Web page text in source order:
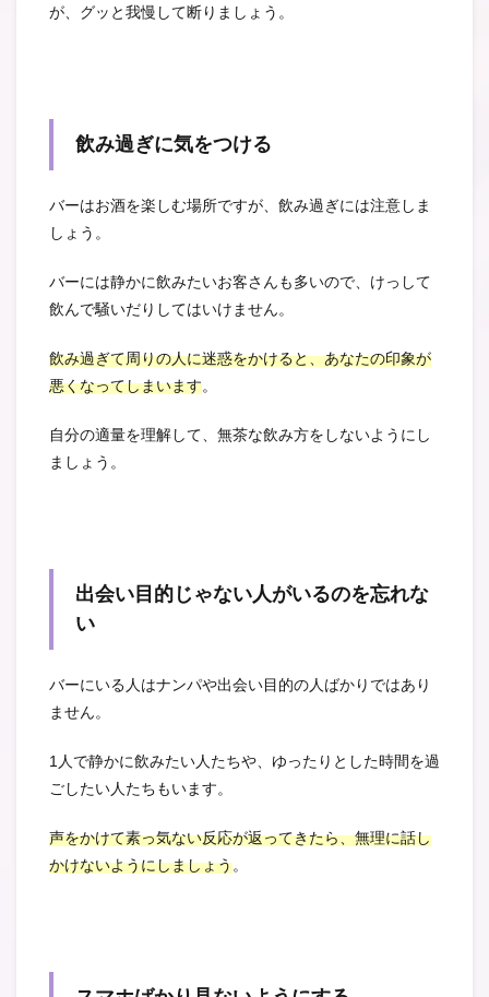
が、グッと我慢して断りましょう。
飲み過ぎに気をつける
バーはお酒を楽しむ場所ですが、飲み過ぎには注意しま
しょう。
バーには静かに飲みたいお客さんも多いので、けっして
飲んで騒いだりしてはいけません。
飲み過ぎて周りの人に迷惑をかけると、あなたの印象が
悪くなってしまいます。
自分の適量を理解して、無茶な飲み方をしないようにし
ましょう。
出会い目的じゃない人がいるのを忘れな
い
バーにいる人はナンパや出会い目的の人ばかりではあり
ません。
1人で静かに飲みたい人たちや、ゆったりとした時間を過
ごしたい人たちもいます。
声をかけて素っ気ない反応が返ってきたら、無理に話し
かけないようにしましょう。